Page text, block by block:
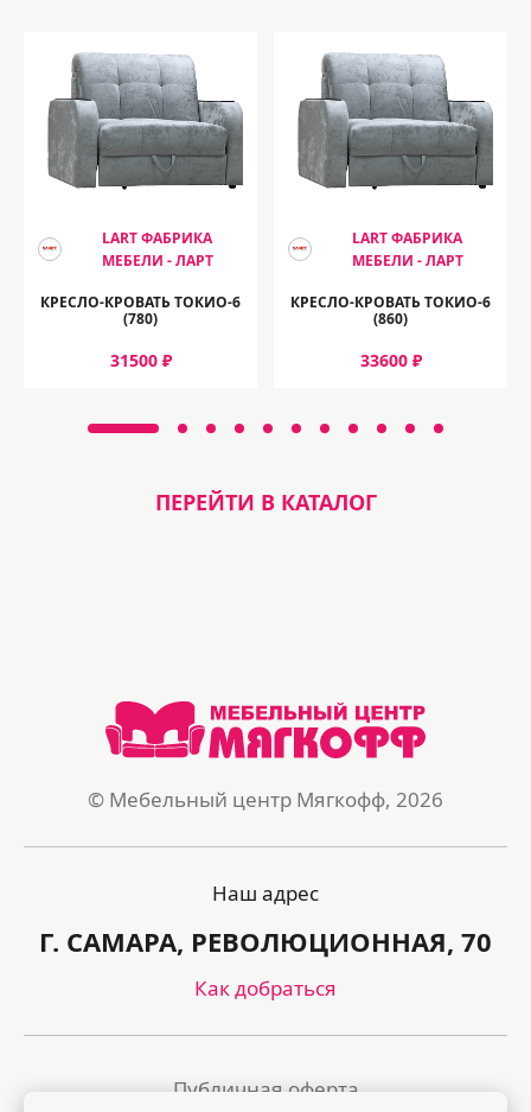
LART ФАБРИКА
МЕБЕЛИ - ЛАРТ
КРЕСЛО-КРОВАТЬ ТОКИО-6
(780)
31500 ₽
LART ФАБРИКА
МЕБЕЛИ - ЛАРТ
КРЕСЛО-КРОВАТЬ ТОКИО-6
(860)
33600 ₽
ПЕРЕЙТИ В КАТАЛОГ
© Мебельный центр Мягкофф, 2026
Наш адрес
Г. САМАРА, РЕВОЛЮЦИОННАЯ, 70
Как добраться
Публичная оферта